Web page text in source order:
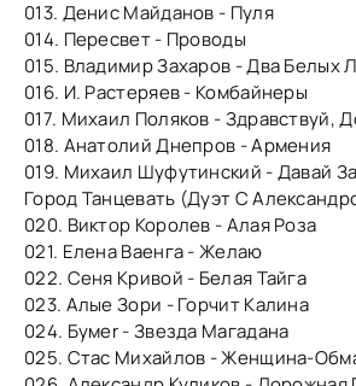
013. Денис Майданов - Пуля
014. Пересвет - Проводы
015. Владимир Захаров - Два Белых
016. И. Растеряев - Комбайнеры
017. Михаил Поляков - Здравствуй,
018. Анатолий Днепров - Армения
019. Михаил Шуфутинский - Давай
Город Танцевать (Дуэт С
020. Виктор Королев - Алая Роза
021. Елена Ваенга - Желаю
022. Сеня Кривой - Белая Тайга
023. Алые Зори - Горчит Калина
024. Бумеr - Звезда Магадана
025. Стас Михайлов - Женщина-